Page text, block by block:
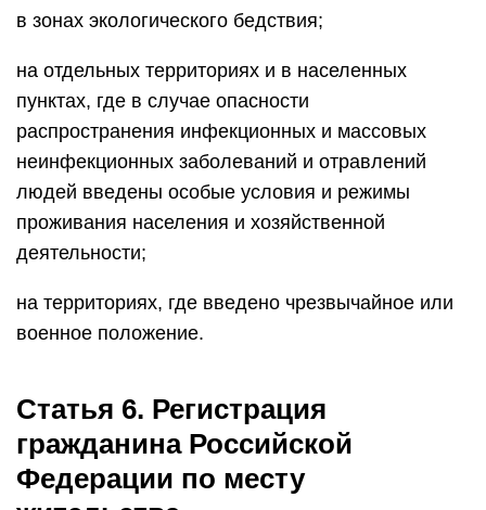
в зонах экологического бедствия;
на отдельных территориях и в населенных
пунктах, где в случае опасности
распространения инфекционных и массовых
неинфекционных заболеваний и отравлений
людей введены особые условия и режимы
проживания населения и хозяйственной
деятельности;
на территориях, где введено чрезвычайное или
военное положение.
Статья 6. Регистрация
гражданина Российской
Федерации по месту